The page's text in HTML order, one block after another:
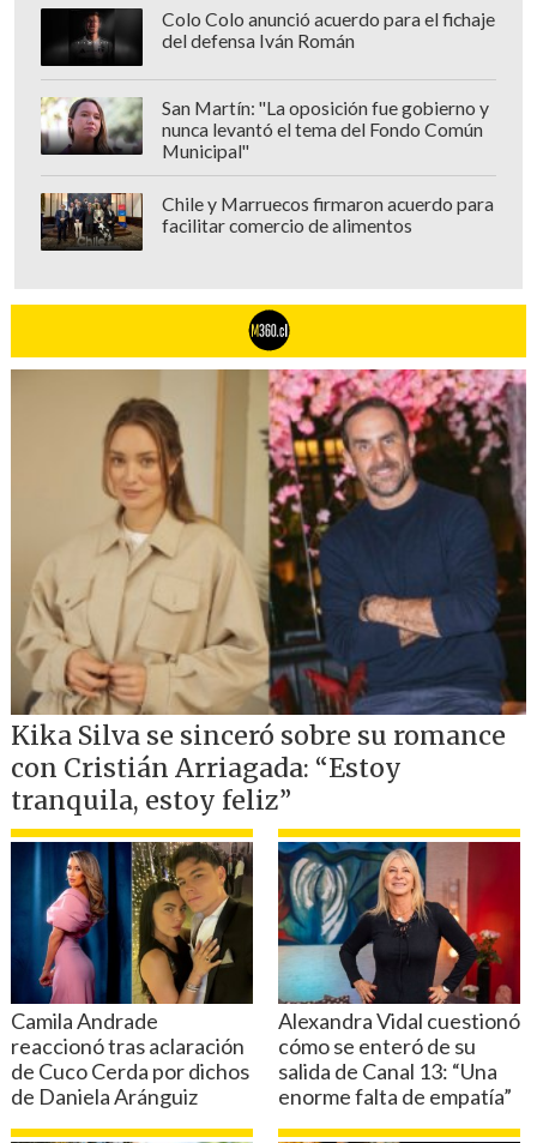
Colo Colo anunció acuerdo para el fichaje
del defensa Iván Román
San Martín: "La oposición fue gobierno y
nunca levantó el tema del Fondo Común
Municipal"
Chile y Marruecos firmaron acuerdo para
facilitar comercio de alimentos